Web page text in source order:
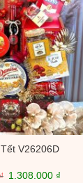
V26206D
Giá
1.308.000 ₫